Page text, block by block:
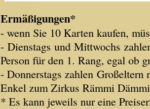
Ermäßigungen*
- wenn Sie 10 Karten kaufen,
- Dienstags und Mittwochs
Person für den 1. Rang, egal ob
- Donnerstags zahlen
Enkel zum Zirkus Rämmi
* Es kann jeweils nur eine